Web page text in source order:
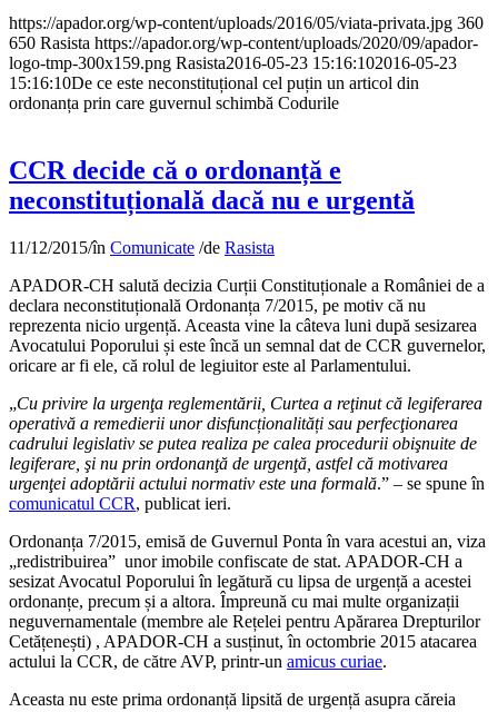
https://apador.org/wp-content/uploads/2016/05/viata-privata.jpg 360
650 Rasista https://apador.org/wp-content/uploads/2020/09/apador-
logo-tmp-300x159.png Rasista2016-05-23 15:16:102016-05-23
15:16:10De ce este neconstituțional cel puțin un articol din
ordonanța prin care guvernul schimbă Codurile
CCR decide că o ordonanță e
neconstituțională dacă nu e urgentă
11/12/2015/în Comunicate /de Rasista
APADOR-CH salută decizia Curții Constituționale a României de a
declara neconstituțională Ordonanța 7/2015, pe motiv că nu
reprezenta nicio urgență. Aceasta vine la câteva luni după sesizarea
Avocatului Poporului și este încă un semnal dat de CCR guvernelor,
oricare ar fi ele, că rolul de legiuitor este al Parlamentului.
„Cu privire la urgenţa reglementării, Curtea a reţinut că legiferarea
operativă a remedierii unor disfuncționalități sau perfecţionarea
cadrului legislativ se putea realiza pe calea procedurii obişnuite de
legiferare, şi nu prin ordonanţă de urgenţă, astfel că motivarea
urgenţei adoptării actului normativ este una formală.” – se spune în
comunicatul CCR, publicat ieri.
Ordonanța 7/2015, emisă de Guvernul Ponta în vara acestui an, viza
„redistribuirea” unor imobile confiscate de stat. APADOR-CH a
sesizat Avocatul Poporului în legătură cu lipsa de urgență a acestei
ordonanțe, precum și a altora. Împreună cu mai multe organizații
neguvernamentale (membre ale Rețelei pentru Apărarea Drepturilor
Cetățenești) , APADOR-CH a susținut, în octombrie 2015 atacarea
actului la CCR, de către AVP, printr-un amicus curiae.
Aceasta nu este prima ordonanță lipsită de urgență asupra căreia